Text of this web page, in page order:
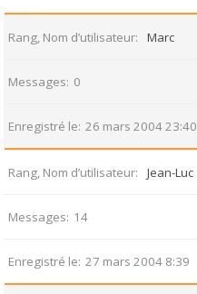
Rang, Nom d’utilisateur Marc
Messages 0
Enregistré le 26 mars 2004 23:40
Rang, Nom d’utilisateur Jean-Luc
Messages 14
Enregistré le 27 mars 2004 8:39